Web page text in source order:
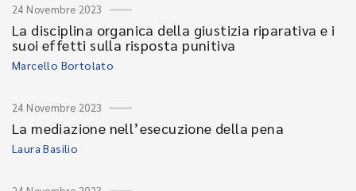
24 Novembre 2023
La disciplina organica della giustizia riparativa e i
suoi effetti sulla risposta punitiva
Marcello Bortolato
24 Novembre 2023
La mediazione nell’esecuzione della pena
Laura Basilio